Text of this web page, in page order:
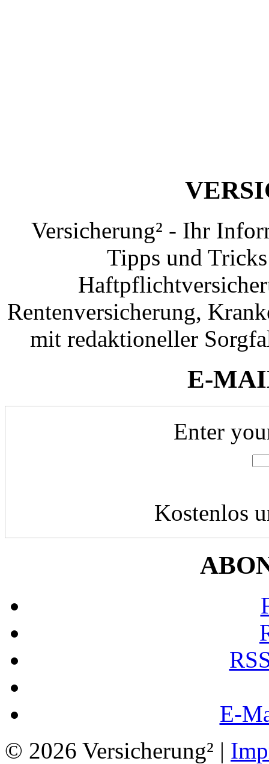
Versicherung² - Ihr
Tipps und
Rentenversicherung,
mit redaktioneller
E-
Enter
Kostenlos
E-
© 2026 Versicherung² |